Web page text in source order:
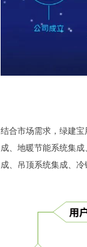
结合市场需求，绿建
成、地暖节能系统集
成、吊顶系统集成、